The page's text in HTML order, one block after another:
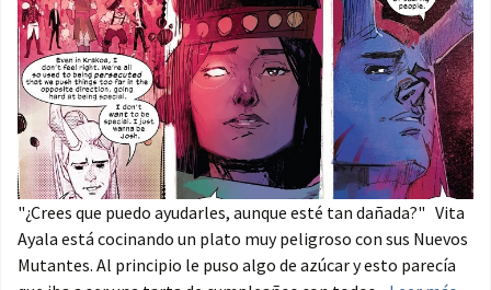
"¿Crees que puedo ayudarles, aunque esté tan dañada?" Vita
Ayala está cocinando un plato muy peligroso con sus Nuevos
Mutantes. Al principio le puso algo de azúcar y esto parecía